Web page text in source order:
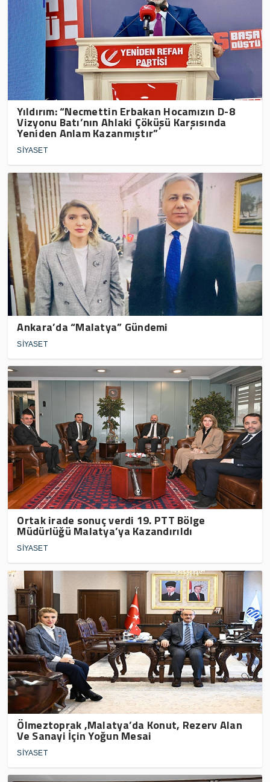
Yıldırım: “Necmettin Erbakan Hocamızın D-8
Vizyonu Batı’nın Ahlaki Çöküşü Karşısında
Yeniden Anlam Kazanmıştır”
SİYASET
Ankara’da “Malatya” Gündemi
SİYASET
Ortak irade sonuç verdi 19. PTT Bölge
Müdürlüğü Malatya’ya Kazandırıldı
SİYASET
Ölmeztoprak ,Malatya’da Konut, Rezerv Alan
Ve Sanayi İçin Yoğun Mesai
SİYASET